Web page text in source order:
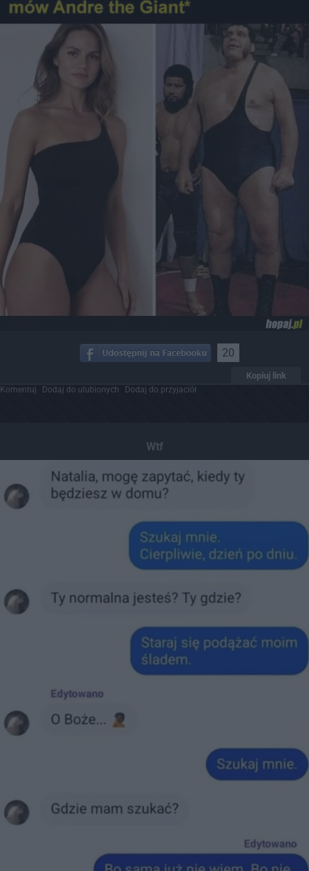
20
Kopiuj link
Komentuj Dodaj do ulubionych Dodaj do przyjaciół
Wtf